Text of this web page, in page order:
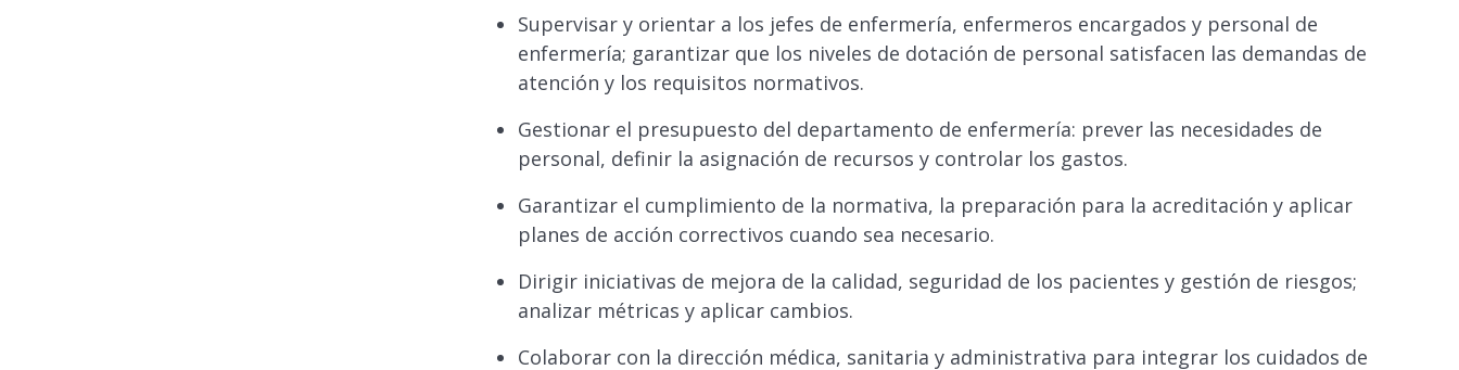
Supervisar y orientar a los jefes de enfermería, enfermeros encargados y personal de
enfermería; garantizar que los niveles de dotación de personal satisfacen las demandas de
atención y los requisitos normativos.
Gestionar el presupuesto del departamento de enfermería: prever las necesidades de
personal, definir la asignación de recursos y controlar los gastos.
Garantizar el cumplimiento de la normativa, la preparación para la acreditación y aplicar
planes de acción correctivos cuando sea necesario.
Dirigir iniciativas de mejora de la calidad, seguridad de los pacientes y gestión de riesgos;
analizar métricas y aplicar cambios.
Colaborar con la dirección médica, sanitaria y administrativa para integrar los cuidados de